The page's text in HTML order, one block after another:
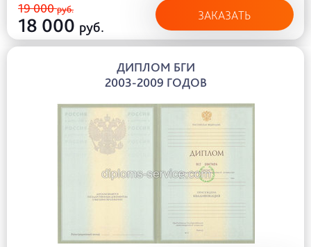
19 000руб.
18 000 руб.
ЗАКАЗАТЬ
ДИПЛОМ БГИ
2003-2009 ГОДОВ